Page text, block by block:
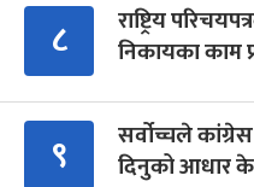
८
राष्ट्रिय
निकायका काम
९
सर्वोच्चले
दिनुको आधार के